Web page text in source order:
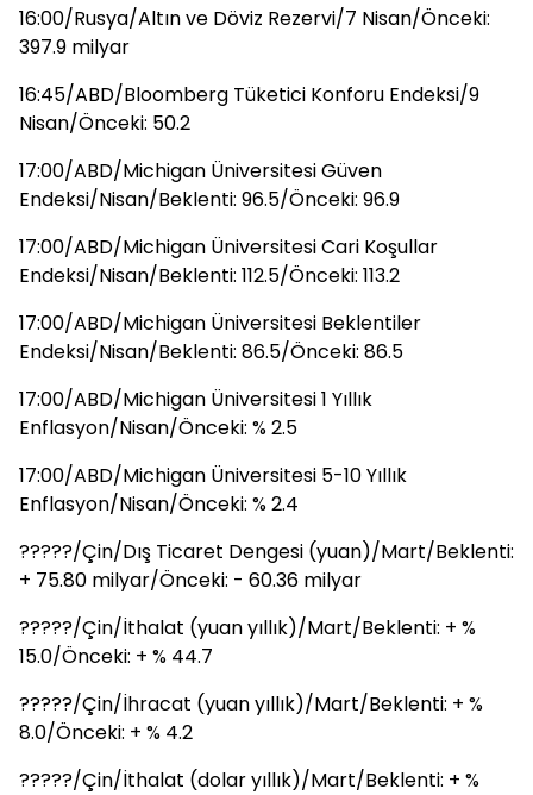
16:00/Rusya/Altın ve Döviz Rezervi/7 Nisan/Önceki:
397.9 milyar
16:45/ABD/Bloomberg Tüketici Konforu Endeksi/9
Nisan/Önceki: 50.2
17:00/ABD/Michigan Üniversitesi Güven
Endeksi/Nisan/Beklenti: 96.5/Önceki: 96.9
17:00/ABD/Michigan Üniversitesi Cari Koşullar
Endeksi/Nisan/Beklenti: 112.5/Önceki: 113.2
17:00/ABD/Michigan Üniversitesi Beklentiler
Endeksi/Nisan/Beklenti: 86.5/Önceki: 86.5
17:00/ABD/Michigan Üniversitesi 1 Yıllık
Enflasyon/Nisan/Önceki: % 2.5
17:00/ABD/Michigan Üniversitesi 5-10 Yıllık
Enflasyon/Nisan/Önceki: % 2.4
?????/Çin/Dış Ticaret Dengesi (yuan)/Mart/Beklenti:
+ 75.80 milyar/Önceki: - 60.36 milyar
?????/Çin/İthalat (yuan yıllık)/Mart/Beklenti: + %
15.0/Önceki: + % 44.7
?????/Çin/İhracat (yuan yıllık)/Mart/Beklenti: + %
8.0/Önceki: + % 4.2
?????/Çin/İthalat (dolar yıllık)/Mart/Beklenti: + %